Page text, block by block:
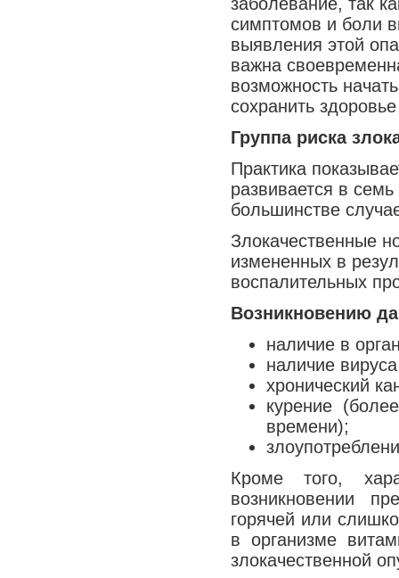
симптомов и боли
выявления этой
важна
возможность
сохранить
Группа риска
Практика
развивается в
большинстве
Злокачественные
измененных в
воспалительных
Возникновению
наличие в
наличие
хронический
курение
времени);
Кроме того,
возникновении
горячей или
в организме
злокачественной